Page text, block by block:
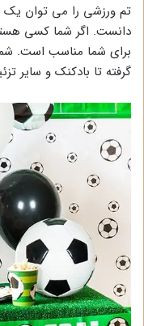
تم ورزشی را می توان یک
دانست. اگر شما کسی
برای شما مناسب است.
گرفته تا بادکنک و سایر